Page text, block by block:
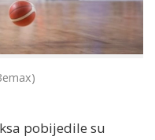
pobijedile su